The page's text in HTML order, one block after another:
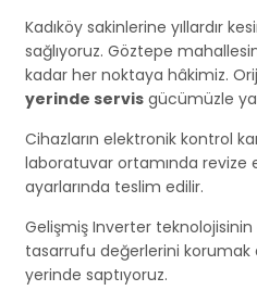
Kadıköy sakinlerine yıllardır
sağlıyoruz. Göztepe
kadar her noktaya hâkimiz.
yerinde servis gücümüzle
Cihazların elektronik kontrol
laboratuvar ortamında revize
ayarlarında teslim edilir.
Gelişmiş Inverter
tasarrufu değerlerini korumak
yerinde saptıyoruz.